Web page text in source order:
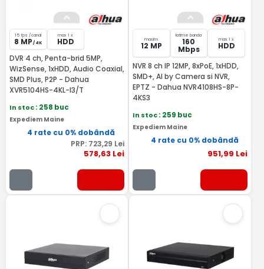
15 fps /canal
8 MP / 4K
max 1 x
HDD
DVR 4 ch, Penta-brid 5MP,
WizSense, 1xHDD, Audio Coaxial,
SMD Plus, P2P - Dahua
XVR5104HS-4KL-I3/T
In stoc: 258 buc
Expediem Maine
4 rate cu 0% dobândă
PRP: 723,29 Lei
578,63Lei
maxim
12 MP
latime banda
160
Mbps
max 1 x
HDD
NVR 8 ch IP 12MP, 8xPoE, 1xHDD,
SMD+, AI by Camera si NVR,
EPTZ - Dahua NVR4108HS-8P-
4KS3
In stoc: 259 buc
Expediem Maine
4 rate cu 0% dobândă
951,99 Lei